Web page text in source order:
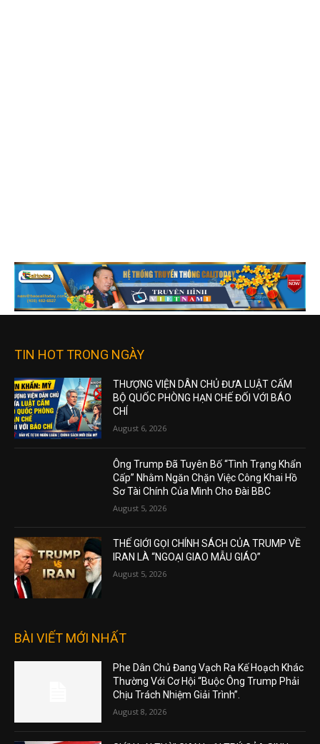
TIN HOT TRONG NGÀY
THƯỢNG VIỆN DÂN CHỦ ĐƯA LUẬT CẤM
BỘ QUỐC PHÒNG HẠN CHẾ ĐỐI VỚI BÁO
CHÍ
August 6, 2026
Ông Trump Đã Tuyên Bố “Tình Trạng Khẩn
Cấp” Nhằm Ngăn Chặn Việc Công Khai Hồ
Sơ Tài Chính Của Mình Cho Đài BBC
August 5, 2026
THẾ GIỚI GỌI CHÍNH SÁCH CỦA TRUMP VỀ
IRAN LÀ “NGOẠI GIAO MẪU GIÁO”
August 5, 2026
BÀI VIẾT MỚI NHẤT
Phe Dân Chủ Đang Vạch Ra Kế Hoạch Khác
Thường Với Cơ Hội “Buộc Ông Trump Phải
Chịu Trách Nhiệm Giải Trình”.
August 8, 2026